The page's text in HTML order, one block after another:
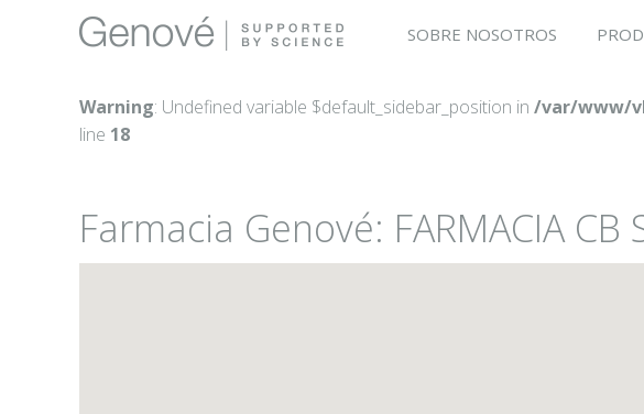
SOBRE NOSOTROS
Warning: Undefined variable $default_sidebar_position in /var/www/
line 18
Farmacia Genové: FARMACIA CB